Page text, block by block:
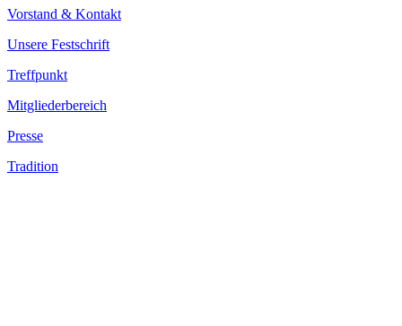
Vorstand & Kontakt
Unsere Festschrift
Treffpunkt
Mitgliederbereich
Presse
Tradition